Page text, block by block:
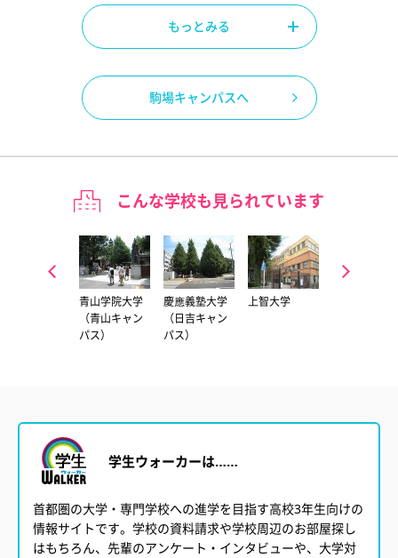
もっとみる
駒場キャンパスへ
こんな学校も見られています
青山学院大学
（青山キャン
パス）
慶應義塾大学
（日吉キャン
パス）
上智大学
学生ウォーカーは……
首都圏の大学・専門学校への進学を目指す高校3年生向けの
情報サイトです。学校の資料請求や学校周辺のお部屋探し
はもちろん、先輩のアンケート・インタビューや、大学対